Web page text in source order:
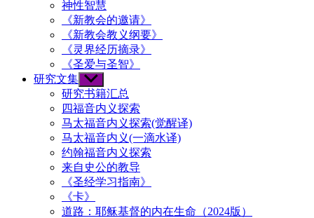
神性智慧
《新教会的邀请》
《新教会教义纲要》
《灵界经历摘录》
《圣爱与圣智》
研究文集 Show
sub
menu
研究书籍汇总
四福音内义探索
马太福音内义探索(觉醒译)
马太福音内义(一滴水译)
约翰福音内义探索
来自史公的教导
《圣经学习指南》
《卡》
道路：耶稣基督的内在生命（2024版）